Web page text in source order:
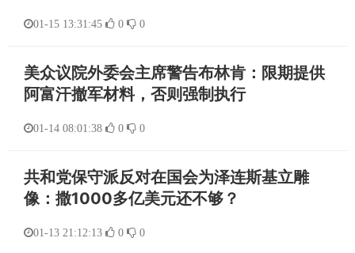
01-15 13:31:45 0 0
美众议院外委会主席警告布林肯：限期提供
阿富汗撤军材料，否则强制执行
01-14 08:01:38 0 0
共和党保守派反对在国会为泽连斯基立雕
像：撒1000多亿美元还不够？
01-13 21:12:13 0 0